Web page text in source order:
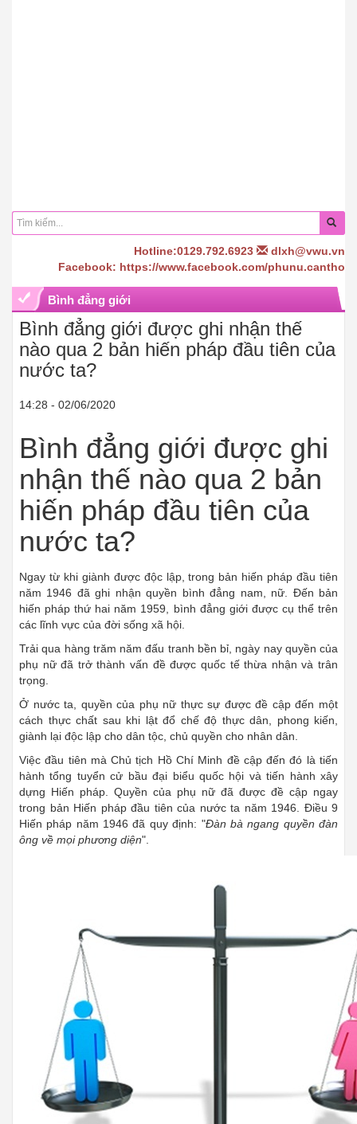
Hotline:0129.792.6923
dlxh@vwu.vn
Facebook: https://www.facebook.com/phunu.cantho
Bình đẳng giới
Bình đẳng giới được ghi nhận thế
nào qua 2 bản hiến pháp đầu tiên của
nước ta?
14:28 - 02/06/2020
Bình đẳng giới được ghi
nhận thế nào qua 2 bản
hiến pháp đầu tiên của
nước ta?
Ngay từ khi giành được độc lập, trong bản hiến pháp đầu tiên
năm 1946 đã ghi nhận quyền bình đẳng nam, nữ. Đến bản
hiến pháp thứ hai năm 1959, bình đẳng giới được cụ thể trên
các lĩnh vực của đời sống xã hội.
Trải qua hàng trăm năm đấu tranh bền bỉ, ngày nay quyền của
phụ nữ đã trở thành vấn đề được quốc tế thừa nhận và trân
trọng.
Ở nước ta, quyền của phụ nữ thực sự được đề cập đến một
cách thực chất sau khi lật đổ chế độ thực dân, phong kiến,
giành lại độc lập cho dân tộc, chủ quyền cho nhân dân.
Việc đầu tiên mà Chủ tịch Hồ Chí Minh đề cập đến đó là tiến
hành tổng tuyển cử bầu đại biểu quốc hội và tiến hành xây
dựng Hiến pháp. Quyền của phụ nữ đã được đề cập ngay
trong bản Hiến pháp đầu tiên của nước ta năm 1946. Điều 9
Hiến pháp năm 1946 đã quy định: "Đàn bà ngang quyền đàn
ông về mọi phương diện".